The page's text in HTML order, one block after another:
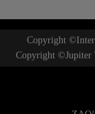
Copyright
Copyright ©Jupiter